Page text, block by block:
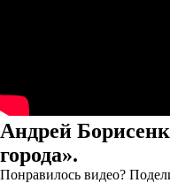
Андрей
города».
Понравилось видео?